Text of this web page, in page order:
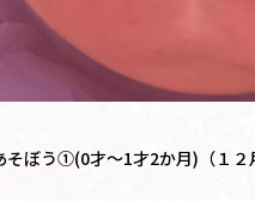
そぼう①(0才～1才2か月)（１２